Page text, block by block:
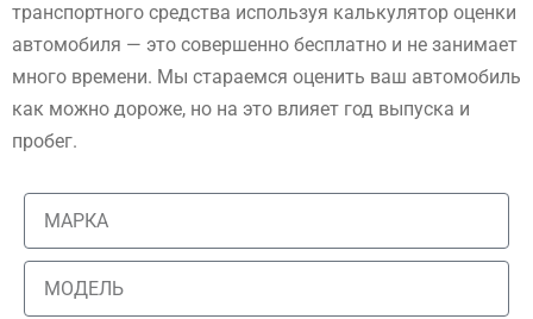
транспортного средства используя калькулятор оценки
автомобиля — это совершенно бесплатно и не занимает
много времени. Мы стараемся оценить ваш автомобиль
как можно дороже, но на это влияет год выпуска и
пробег.